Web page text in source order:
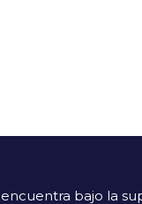
encuentra bajo la